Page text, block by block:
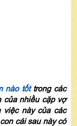
nào tốttrong các
của nhiều cặp vợ
việc này của các
cái sau này có